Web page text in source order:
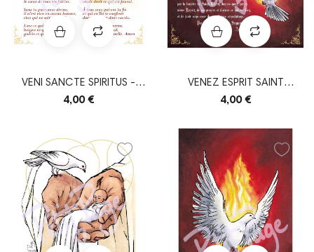
VENI SANCTE SPIRITUS -
SÉQUENCE DE LA...
4,00 €
VENEZ ESPRIT SAINT
(ORAISON)
4,00 €